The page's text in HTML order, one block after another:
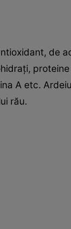
de
proteine
A etc.
rău.